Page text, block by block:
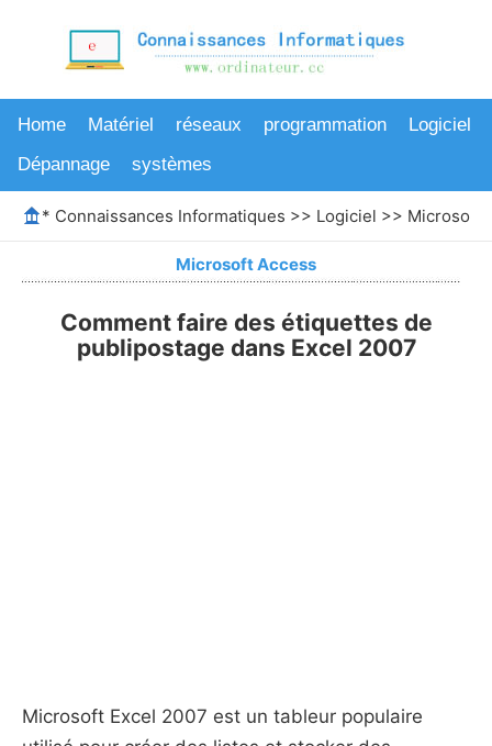
Home Matériel réseaux programmation
Logiciel
Dépannage
systèmes
* Connaissances Informatiques >> Logiciel >> Microsoft
Microsoft Access
Comment faire des étiquettes de
publipostage dans Excel 2007
Microsoft Excel 2007 est un tableur populaire